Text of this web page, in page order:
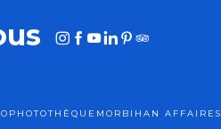
PHOTOTHÈQUE MORBIHAN AFFAIRES